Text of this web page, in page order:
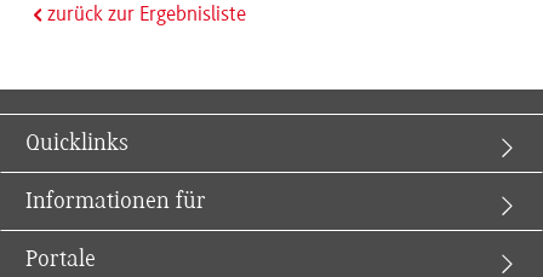
zurück zur Ergebnisliste
Quicklinks
Informationen für
Portale